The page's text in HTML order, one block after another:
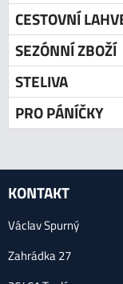
CESTOVNÍ
SEZÓNNÍ ZBOŽÍ
STELIVA
PRO PÁNÍČKY
KONTAKT
Václav Spurný
Zahrádka 27